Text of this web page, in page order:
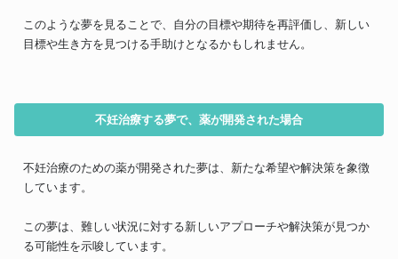
このような夢を見ることで、自分の目標や期待を再評価し、新しい
目標や生き方を見つける手助けとなるかもしれません。
不妊治療する夢で、薬が開発された場合
不妊治療のための薬が開発された夢は、新たな希望や解決策を象徴
しています。
この夢は、難しい状況に対する新しいアプローチや解決策が見つか
る可能性を示唆しています。